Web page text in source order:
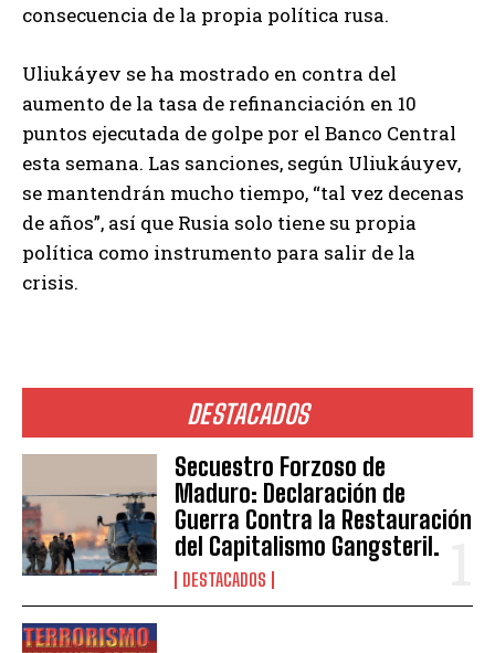
DESTACADOS
Secuestro Forzoso de
Maduro: Declaración de
Guerra Contra la Restauración
del Capitalismo Gangsteril.
DESTACADOS
consecuencia de la propia política rusa.
Uliukáyev se ha mostrado en contra del
aumento de la tasa de refinanciación en 10
puntos ejecutada de golpe por el Banco Central
esta semana. Las sanciones, según Uliukáuyev,
se mantendrán mucho tiempo, “tal vez decenas
de años”, así que Rusia solo tiene su propia
política como instrumento para salir de la
crisis.